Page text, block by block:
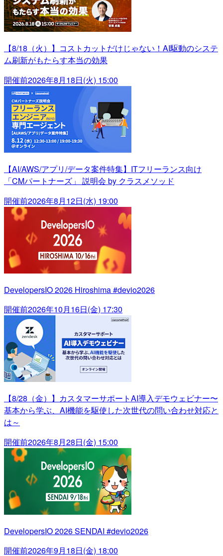
【8/18（火）】コストカットだけじゃない！AI駆動のシステ
ム刷新がもたらす本当の効果
開催前2026年8月18日(火) 15:00
【AI/AWS/アプリ/データ案件特集】ITフリーランス向け
「CMパートナーズ」 説明会 by クラスメソッド
開催前2026年8月12日(水) 19:00
DevelopersIO 2026 Hiroshima #devio2026
開催前2026年10月16日(金) 17:30
【8/28（金）】カスタマーサポートAI導入デモウェビナー〜
基本から学ぶ、AI機能を駆使した次世代の問い合わせ対応と
は～
開催前2026年8月28日(金) 15:00
DevelopersIO 2026 SENDAI #devio2026
開催前2026年9月18日(金) 18:00